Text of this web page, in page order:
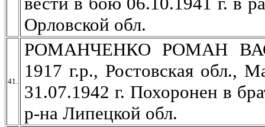
Орловской обл.
41.
РОМАНЧЕНКО РОМАН
1917 г.р., Ростовская обл.,
31.07.1942 г. Похоронен в
р-на Липецкой обл.